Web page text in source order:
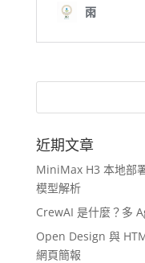
近期文章
MiniMax H3 本地部
模型解析
CrewAI 是什麼？多
Open Design 與
網頁簡報